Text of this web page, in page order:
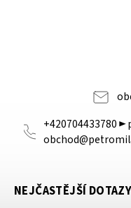
+420704433780
NEJČASTĚJŠÍ DOTAZY